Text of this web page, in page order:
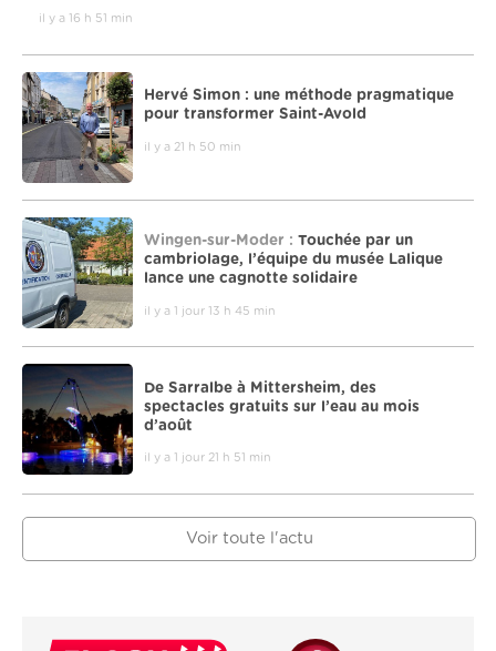
il y a 16 h 51 min
Hervé Simon : une méthode pragmatique
pour transformer Saint-Avold
il y a 21 h 50 min
Wingen-sur-Moder : Touchée par un
cambriolage, l’équipe du musée Lalique
lance une cagnotte solidaire
il y a 1 jour 13 h 45 min
De Sarralbe à Mittersheim, des
spectacles gratuits sur l’eau au mois
d’août
il y a 1 jour 21 h 51 min
Voir toute l'actu